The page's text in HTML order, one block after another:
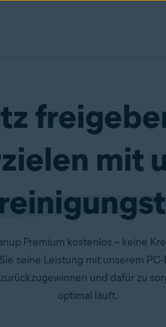
mit
Premium kostenlos – keine
seine Leistung mit unserem
und dafür zu
optimal läuft.